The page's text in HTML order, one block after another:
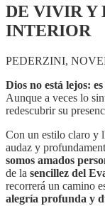
DE VIVIR Y
INTERIOR
PEDERZINI,
Dios no está lejos:
Aunque a veces lo
redescubrir su
Con un estilo claro y
audaz y
somos amados
de la sencillez del
recorrerá un camino
alegría profunda y